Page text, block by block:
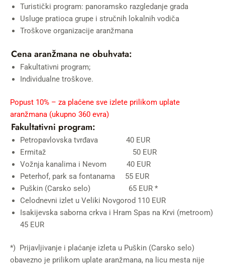
Turistički program: panoramsko razgledanje grada
Usluge pratioca grupe i stručnih lokalnih vodiča
Troškove organizacije aranžmana
Cena aranžmana ne obuhvata:
Fakultativni program;
Individualne troškove.
Popust 10% – za plaćene sve izlete prilikom uplate
aranžmana (ukupno 360 evra)
Fakultativni program:
Petropavlovska tvrđava 40 EUR
Ermitaž 50 EUR
Vožnja kanalima i Nevom 40 EUR
Peterhof, park sa fontanama 55 EUR
Puškin (Carsko selo) 65 EUR *
Celodnevni izlet u Veliki Novgorod 110 EUR
Isakijevska saborna crkva i Hram Spas na Krvi (metroom)
45 EUR
*) Prijavljivanje i plaćanje izleta u Puškin (Carsko selo)
obavezno je prilikom uplate aranžmana, na licu mesta nije